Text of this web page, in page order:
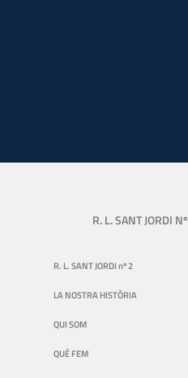
R. L. SANT JORDI
R. L. SANT JORDI nº 2
LA NOSTRA HISTÒRIA
QUI SOM
QUÈ FEM